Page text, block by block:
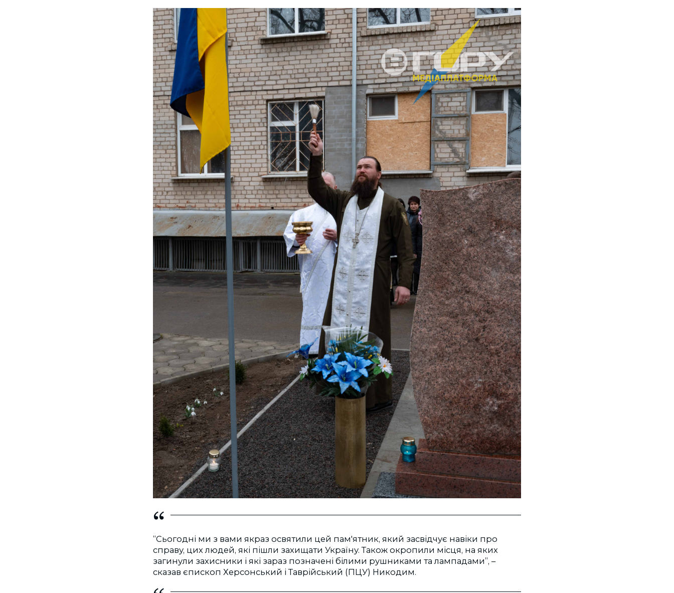
“Сьогодні ми з вами якраз освятили цей пам'ятник, який засвідчує навіки про
справу, цих людей, які пішли захищати Україну. Також окропили місця, на яких
загинули захисники і які зараз позначені білими рушниками та лампадами”, –
сказав єпископ Херсонський і Таврійський (ПЦУ) Никодим.